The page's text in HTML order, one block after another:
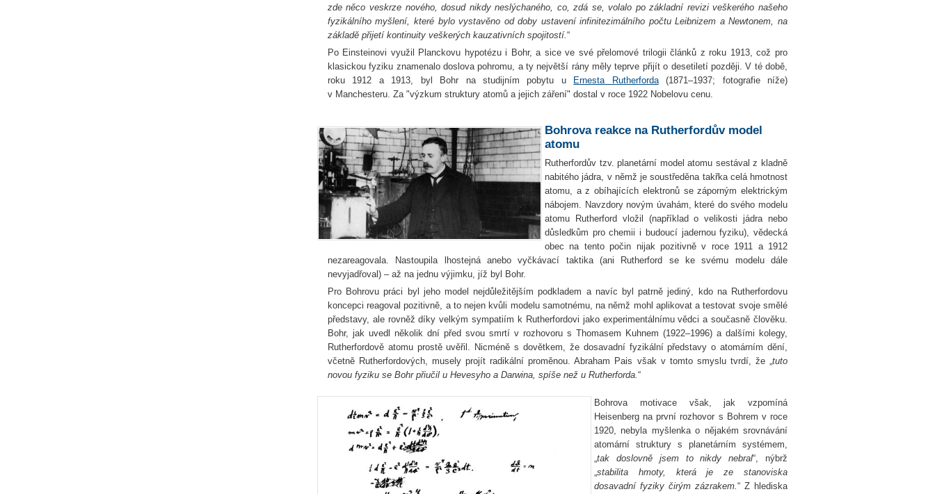
zde něco veskrze nového, dosud nikdy neslýchaného, co, zdá se, volalo po základní revizi veškerého našeho
fyzikálního myšlení, které bylo vystavěno od doby ustavení infinitezimálního počtu Leibnizem a Newtonem, na
základě přijetí kontinuity veškerých kauzativních spojitostí.“
Po Einsteinovi využil Planckovu hypotézu i Bohr, a sice ve své přelomové trilogii článků z roku 1913, což pro
klasickou fyziku znamenalo doslova pohromu, a ty největší rány měly teprve přijít o desetiletí později. V té době,
roku 1912 a 1913, byl Bohr na studijním pobytu u
Ernesta Rutherforda(1871–1937; fotografie níže)
v Manchesteru. Za "výzkum struktury atomů a jejich záření" dostal v roce 1922 Nobelovu cenu.
Bohrova reakce na Rutherfordův model
atomu
Rutherfordův tzv. planetární model atomu sestával z kladně
nabitého jádra, v němž je soustředěna takřka celá hmotnost
atomu, a z obíhajících elektronů se záporným elektrickým
nábojem. Navzdory novým úvahám, které do svého modelu
atomu Rutherford vložil (například o velikosti jádra nebo
důsledkům pro chemii i budoucí jadernou fyziku), vědecká
obec na tento počin nijak pozitivně v roce 1911 a 1912
nezareagovala. Nastoupila lhostejná anebo vyčkávací taktika (ani Rutherford se ke svému modelu dále
nevyjadřoval) – až na jednu výjimku, jíž byl Bohr.
Pro Bohrovu práci byl jeho model nejdůležitějším podkladem a navíc byl patrně jediný, kdo na Rutherfordovu
koncepci reagoval pozitivně, a to nejen kvůli modelu samotnému, na němž mohl aplikovat a testovat svoje smělé
představy, ale rovněž díky velkým sympatiím k Rutherfordovi jako experimentálnímu vědci a současně člověku.
Bohr, jak uvedl několik dní před svou smrtí v rozhovoru s Thomasem Kuhnem (1922–1996) a dalšími kolegy,
Rutherfordově atomu prostě uvěřil. Nicméně s dovětkem, že dosavadní fyzikální představy o atomárním dění,
včetně Rutherfordových, musely projít radikální proměnou. Abraham Pais však v tomto smyslu tvrdí, že „tuto
novou fyziku se Bohr přiučil u Hevesyho a Darwina, spíše než u Rutherforda.“
Bohrova motivace však, jak vzpomíná
Heisenberg na první rozhovor s Bohrem v roce
1920, nebyla myšlenka o nějakém srovnávání
atomární struktury s planetárním systémem,
„tak doslovně jsem to nikdy nebral“, nýbrž
„stabilita hmoty, která je ze stanoviska
dosavadní fyziky čirým zázrakem.“ Z hlediska